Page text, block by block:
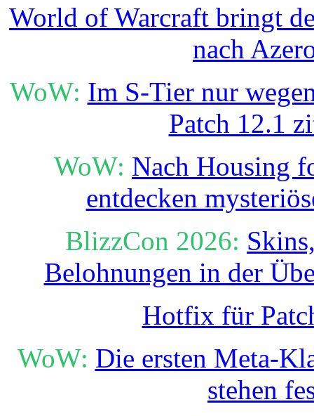
World of Warcraft bringt
nach
WoW: Im S-Tier nur
Patch 12.1
WoW: Nach Housing
entdecken
BlizzCon 2026:
Belohnungen in der
Hotfix für
WoW: Die ersten Meta-
stehen